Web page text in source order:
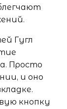
Гугл
Просто
и оно
кнопку